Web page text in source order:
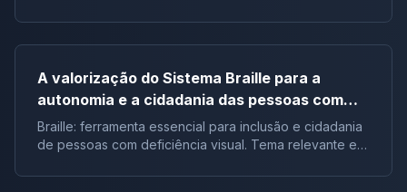
para futuras pautas sociais.
A valorização do Sistema Braille para a
autonomia e a cidadania das pessoas com
deficiência visual no Brasil |Tema de redação
Braille: ferramenta essencial para inclusão e cidadania
de pessoas com deficiência visual. Tema relevante em